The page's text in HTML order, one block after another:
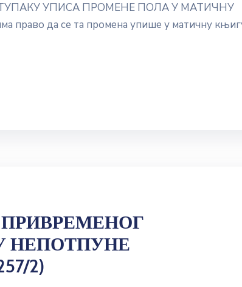
УПИСА ПРОМЕНЕ ПОЛА У МАТИЧНУ
право да се та промена упише у матичну
НЕПОТПУНЕ
2)